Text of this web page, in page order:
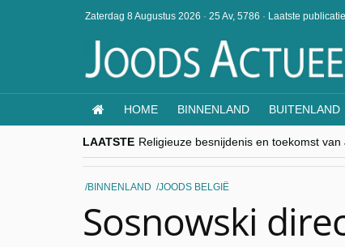
Zaterdag 8 Augustus 2026 · 25 Av, 5786 · Laatste
HOME BINNENLAND BUITENLAND
LAATSTE Religieuze besnijdenis en toekomst
“Besnijdenisdebat toont hoe moeilijk
CITYTRIP | ROEMENIË – Boekarest:
“Vandaag zit elke Jood in België op de
BINNENLAND JOODS BELGIË
Sosnowski